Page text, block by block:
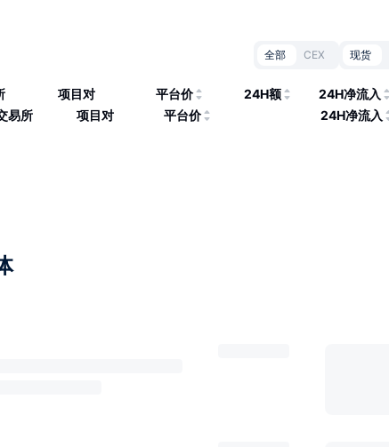
全部 CEX 现货
项目对 平台价 24H额 24H净流入
易所
项目对 平台价 24H净流入